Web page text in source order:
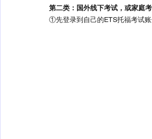
第二类：国外线下考试，或家庭考
①先登录到自己的ETS托福考试